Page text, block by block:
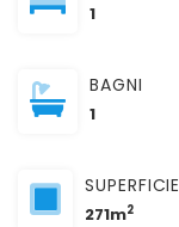
1
BAGNI
1
SUPERFICIE
271m2